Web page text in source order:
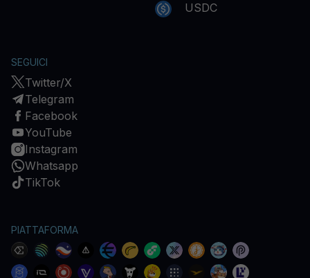
USDC
SEGUICI
Twitter/X
Telegram
Facebook
YouTube
Instagram
Whatsapp
TikTok
PIATTAFORMA